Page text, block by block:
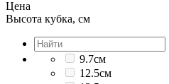
Цена
Высота кубка, см
9.7см
12.5см